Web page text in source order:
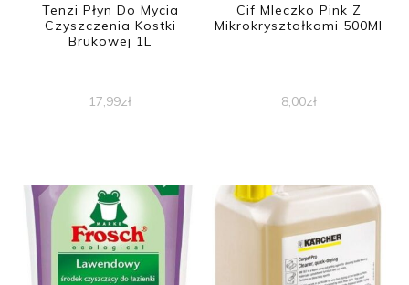
Tenzi Płyn Do Mycia
Czyszczenia Kostki
Brukowej 1L
17,99zł
Cif Mleczko Pink Z
Mikrokryształkami 500Ml
8,00zł